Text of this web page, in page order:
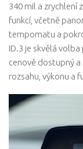
340 mil a zrychlení
funkcí, včetně
tempomatu a
ID.3 je skvělá
cenově dostupný
rozsahu, výkonu a